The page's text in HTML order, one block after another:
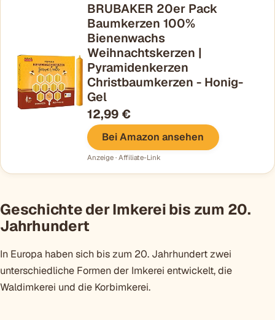
BRUBAKER 20er Pack
Baumkerzen 100%
Bienenwachs
Weihnachtskerzen |
Pyramidenkerzen
Christbaumkerzen - Honig-
Gel
12,99 €
Bei Amazon ansehen
Anzeige · Affiliate-Link
Geschichte der Imkerei bis zum 20.
Jahrhundert
In Europa haben sich bis zum 20. Jahrhundert zwei
unterschiedliche Formen der Imkerei entwickelt, die
Waldimkerei und die Korbimkerei.